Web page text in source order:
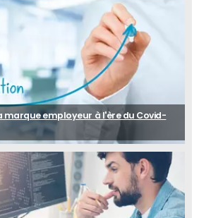
marque employeur à l'ère du Covid-